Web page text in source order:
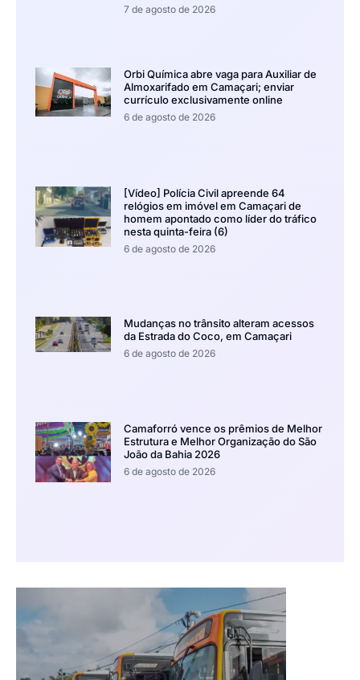
7 de agosto de 2026
Orbi Química abre vaga para Auxiliar de
Almoxarifado em Camaçari; enviar
currículo exclusivamente online
6 de agosto de 2026
[Vídeo] Polícia Civil apreende 64
relógios em imóvel em Camaçari de
homem apontado como líder do tráfico
nesta quinta-feira (6)
6 de agosto de 2026
Mudanças no trânsito alteram acessos
da Estrada do Coco, em Camaçari
6 de agosto de 2026
Camaforró vence os prêmios de Melhor
Estrutura e Melhor Organização do São
João da Bahia 2026
6 de agosto de 2026